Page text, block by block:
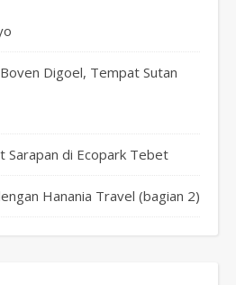
Digoel, Tempat Sutan
Sarapan di Ecopark Tebet
Hanania Travel (bagian 2)